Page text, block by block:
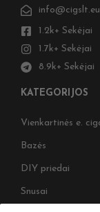
info@cigslt.eu
1.2k+ Sekėjai
1.7k+ Sekėjai
8.9k+ Sekėjai
KATEGORIJOS
Vienkartinės e.
Bazės
DIY priedai
Snusai